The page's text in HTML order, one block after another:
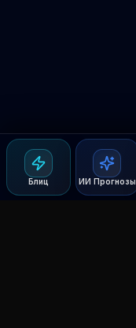
Блиц ИИ Прогнозы